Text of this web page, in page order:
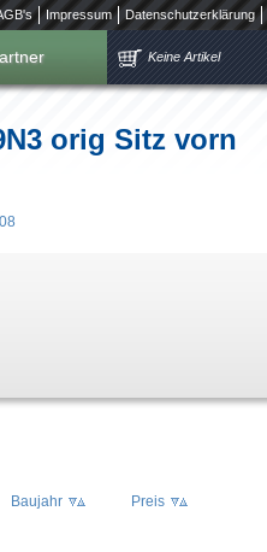
Impressum Datenschutzerklärung
Keine Artikel
orig Sitz vorn
Baujahr Preis